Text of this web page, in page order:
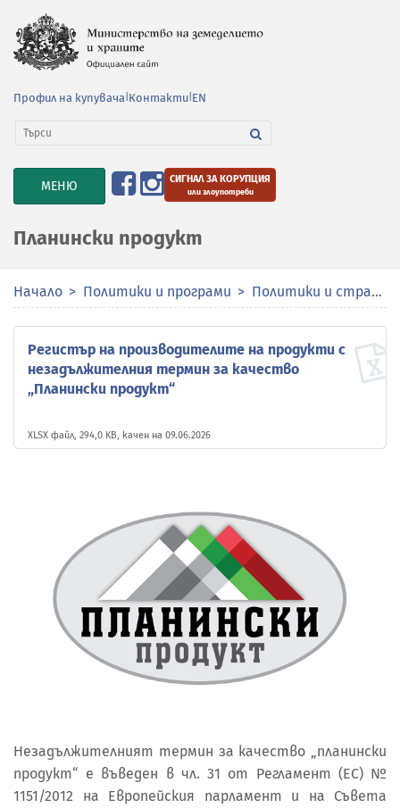
Профил на купувача Контакти EN
TOGGLE
NAVIGATION
МЕНЮ СИГНАЛ ЗА КОРУПЦИЯ
или злоупотреби
Планински продукт
Начало Политики и програми Политики и стратегии
Регистър на производителите на продукти с
незадължителния термин за качество
„Планински продукт“
XLSX файл, 294,0 KB, качен на 09.06.2026
Незадължителният термин за качество „планински
продукт“ е въведен в чл. 31 от Регламент (ЕС) №
1151/2012 на Европейския парламент и на Съвета